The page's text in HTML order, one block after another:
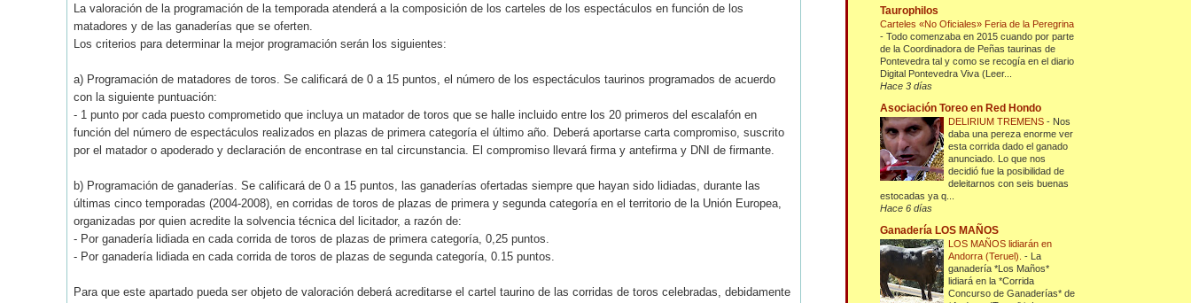
La valoración de la programación de la temporada atenderá a la composición de los carteles de los espectáculos en función de los
matadores y de las ganaderías que se oferten.
Los criterios para determinar la mejor programación serán los siguientes:
a) Programación de matadores de toros. Se calificará de 0 a 15 puntos, el número de los espectáculos taurinos programados de acuerdo
con la siguiente puntuación:
- 1 punto por cada puesto comprometido que incluya un matador de toros que se halle incluido entre los 20 primeros del escalafón en
función del número de espectáculos realizados en plazas de primera categoría el último año. Deberá aportarse carta compromiso, suscrito
por el matador o apoderado y declaración de encontrase en tal circunstancia. El compromiso llevará firma y antefirma y DNI de firmante.
b) Programación de ganaderías. Se calificará de 0 a 15 puntos, las ganaderías ofertadas siempre que hayan sido lidiadas, durante las
últimas cinco temporadas (2004-2008), en corridas de toros de plazas de primera y segunda categoría en el territorio de la Unión Europea,
organizadas por quien acredite la solvencia técnica del licitador, a razón de:
- Por ganadería lidiada en cada corrida de toros de plazas de primera categoría, 0,25 puntos.
- Por ganadería lidiada en cada corrida de toros de plazas de segunda categoría, 0.15 puntos.
Para que este apartado pueda ser objeto de valoración deberá acreditarse el cartel taurino de las corridas de toros celebradas, debidamente
Taurophilos
Carteles «No Oficiales» Feria de la Peregrina
-Todo comenzaba en 2015 cuando por parte
de la Coordinadora de Peñas taurinas de
Pontevedra tal y como se recogía en el diario
Digital Pontevedra Viva (Leer...
Hace 3 días
Asociación Toreo en Red Hondo
DELIRIUM TREMENS- Nos
daba una pereza enorme ver
esta corrida dado el ganado
anunciado. Lo que nos
decidió fue la posibilidad de
deleitarnos con seis buenas
estocadas ya q...
Hace 6 días
Ganadería LOS MAÑOS
LOS MAÑOS lidiarán en
Andorra (Teruel).- La
ganadería *Los Maños*
lidiará en la *Corrida
Concurso de Ganaderías* de